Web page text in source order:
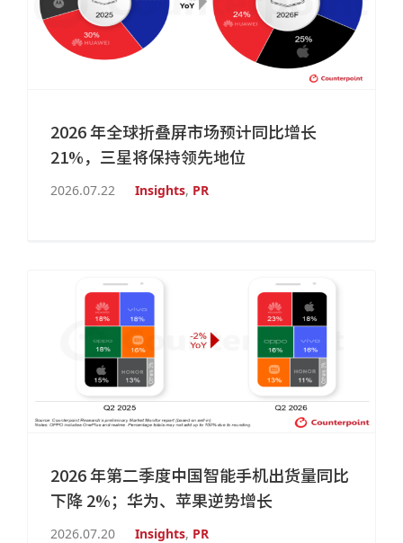
2026 年全球折叠屏市场预计同比增长
21%，三星将保持领先地位
2026.07.22 Insights, PR
2026 年第二季度中国智能手机出货量同比
下降 2%；华为、苹果逆势增长
2026.07.20 Insights, PR